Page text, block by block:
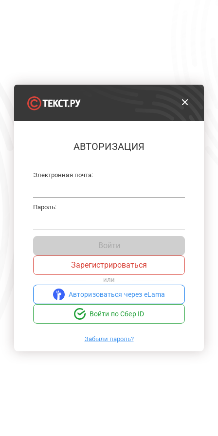
АВТОРИЗАЦИЯ
Электронная почта:
Пароль:
Войти
Зарегистрироваться
или
Авторизоваться через eLama
Войти по Сбер ID
Забыли пароль?